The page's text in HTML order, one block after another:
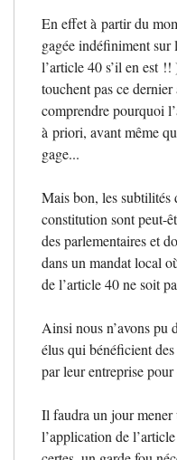
En effet à partir du
gagée indéfiniment sur
l’article 40 s’il en est !!
touchent pas ce
comprendre pourquoi
à priori, avant même
gage...
Mais bon, les
constitution sont peut-
des parlementaires et
dans un mandat local
de l’article 40 ne soit
Ainsi nous n’avons pu
élus qui bénéficient
par leur entreprise
Il faudra un jour
l’application de